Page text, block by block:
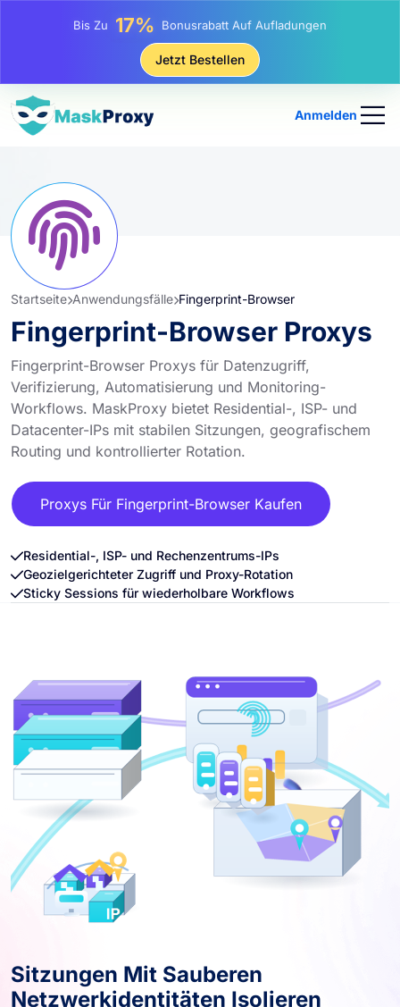
Bis Zu 25% Rabatt Auf Statische IP-Käufe
81% Rabatt Auf Rotierende IP Einkäufe
Jetzt Bestellen
Anmelden
Startseite Anwendungsfälle Fingerprint-Browser
Fingerprint-Browser Proxys
Fingerprint-Browser Proxys für Datenzugriff,
Verifizierung, Automatisierung und Monitoring-
Workflows. MaskProxy bietet Residential-, ISP- und
Datacenter-IPs mit stabilen Sitzungen, geografischem
Routing und kontrollierter Rotation.
Proxys Für Fingerprint-Browser Kaufen
Residential-, ISP- und Rechenzentrums-IPs
Geozielgerichteter Zugriff und Proxy-Rotation
Sticky Sessions für wiederholbare Workflows
Sitzungen Mit Sauberen
Netzwerkidentitäten Isolieren